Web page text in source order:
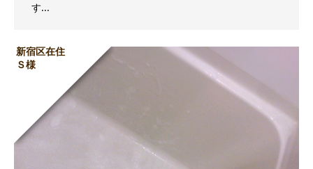
す...
新宿区在住
Ｓ様